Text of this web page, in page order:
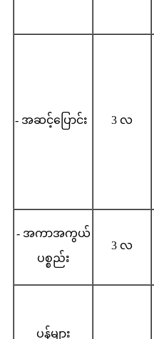
- အဆင့်ပြောင်း 3 လ
- အကာအကွယ်
ပစ္စည်း
3 လ
ပန့်များ